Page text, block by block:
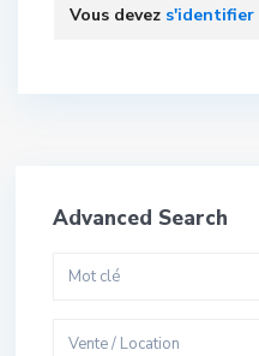
Vous devez s'identifier
Advanced Search
Vente / Location